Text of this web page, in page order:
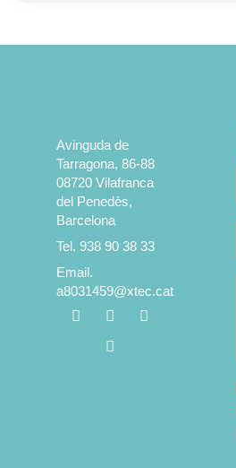
Avinguda de
Tarragona, 86-88
08720 Vilafranca
del Penedès,
Barcelona
Tel. 938 90 38 33
Email.
a8031459@xtec.cat